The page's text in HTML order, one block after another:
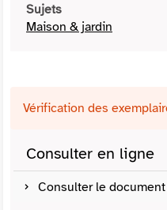
Sujets
Maison & jardin
Vérification des
Consulter en ligne
Consulter le document